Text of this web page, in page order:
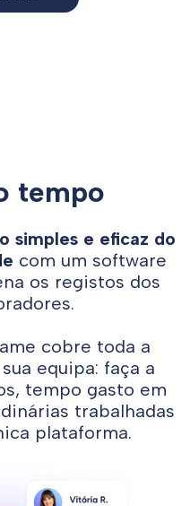
tempo
simples e eficaz do
com um software
os registos dos
cobre toda a
equipa: faça a
tempo gasto em
trabalhadas
plataforma.